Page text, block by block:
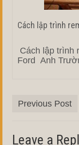
Cách lập trình
Cách lập trình
Ford Anh
Previous Post
Leave a